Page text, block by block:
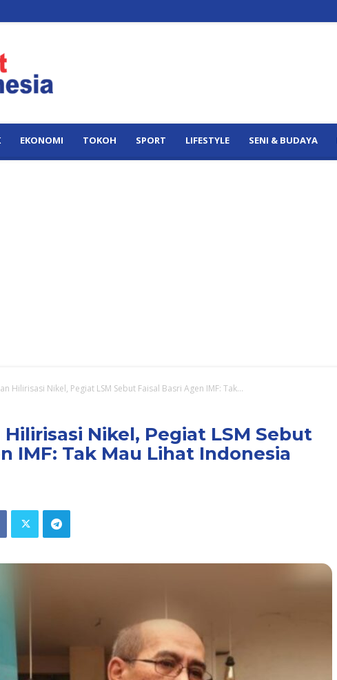
EKONOMI TOKOH SPORT LIFESTYLE SENI & BUDAYA
Hilirisasi Nikel, Pegiat LSM Sebut Faisal Basri Agen IMF: Tak...
Nikel, Pegiat LSM Sebut
IMF: Tak Mau Lihat Indonesia